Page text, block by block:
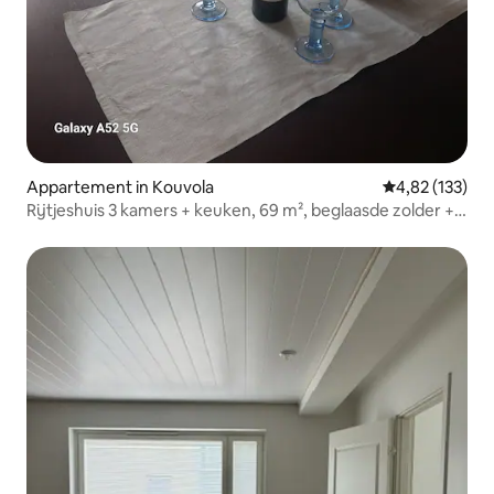
Appartement in Kouvola Gemiddelde
4,82 (133)
Rijtjeshuis 3 kamers + keuken, 69 m², beglaasde zolder +